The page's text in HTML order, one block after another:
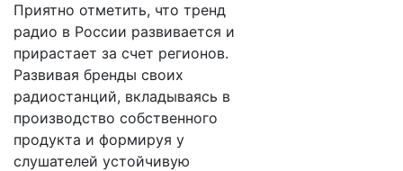
Приятно отметить, что тренд
радио в России развивается и
прирастает за счет регионов.
Развивая бренды своих
радиостанций, вкладываясь в
производство собственного
продукта и формируя у
слушателей устойчивую